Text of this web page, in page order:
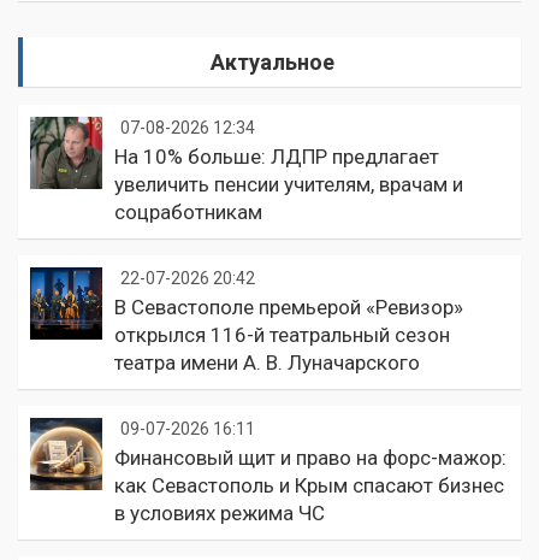
Актуальное
07-08-2026 12:34
На 10% больше: ЛДПР предлагает
увеличить пенсии учителям, врачам и
соцработникам
22-07-2026 20:42
В Севастополе премьерой «Ревизор»
открылся 116-й театральный сезон
театра имени А. В. Луначарского
09-07-2026 16:11
Финансовый щит и право на форс-мажор:
как Севастополь и Крым спасают бизнес
в условиях режима ЧС